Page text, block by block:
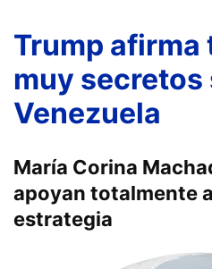
Trump afirma
muy secretos
Venezuela
María Corina
apoyan totalmente
estrategia